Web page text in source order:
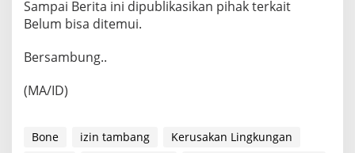
Sampai Berita ini dipublikasikan pihak terkait
Belum bisa ditemui.
Bersambung..
(MA/ID)
Bone izin tambang
Kerusakan Lingkungan